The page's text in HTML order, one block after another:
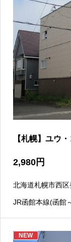
【札幌】ユウ
2,980 円
北海道札幌市西
JR函館本線(函館
NEW